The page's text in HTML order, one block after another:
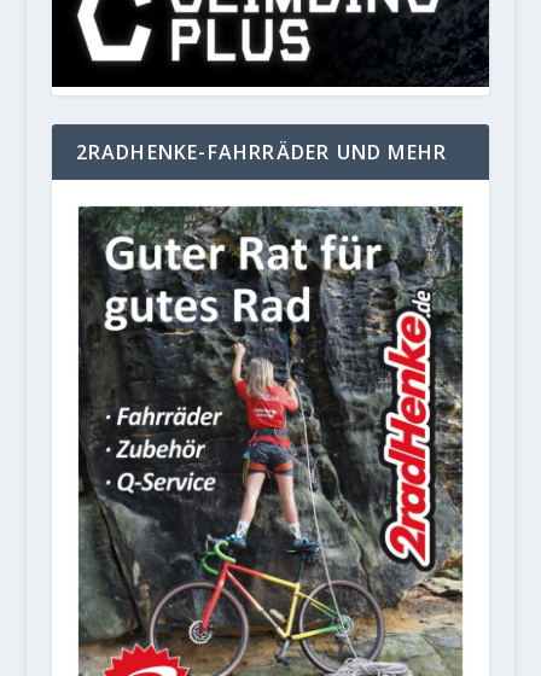
2RADHENKE-FAHRRÄDER UND MEHR